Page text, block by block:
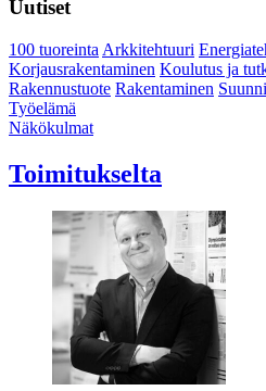
Uutiset
100 tuoreinta Arkkitehtuuri
Korjausrakentaminen Koulutus ja
Rakennustuote Rakentaminen
Työelämä
Näkökulmat
Toimitukselta